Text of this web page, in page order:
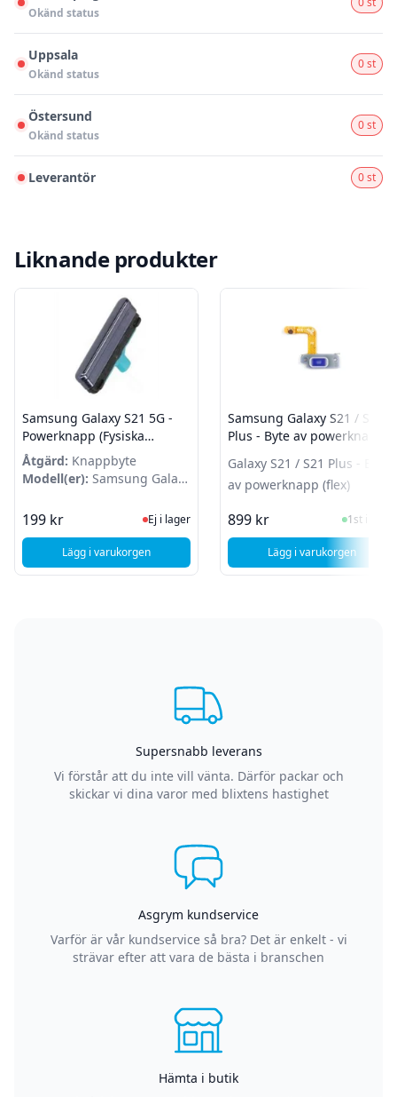
Okänd status
Uppsala
Okänd status
0 st
Östersund
Okänd status
0 st
Leverantör 0 st
Liknande produkter
Samsung Galaxy S21 5G -
Powerknapp (Fysiska
knappen) - Phantom Grey
Åtgärd: Knappbyte
Modell(er): Samsung Galaxy
199 kr Ej i lager, besök produktsidan för
Ej i lager
Lägg i varukorgen, Samsung Galaxy S21 5G - Powerknapp (Fysiska knappen)
Samsung Galaxy S21 / S21
Plus - Byte av powerknapp
Galaxy S21 / S21 Plus - Byte
av powerknapp (flex)
899 kr I Lager
1st i lager
Lägg i varukorgen
, Samsung
Supersnabb leverans
Vi förstår att du inte vill vänta. Därför packar och
skickar vi dina varor med blixtens hastighet
Asgrym kundservice
Varför är vår kundservice så bra? Det är enkelt - vi
strävar efter att vara de bästa i branschen
Hämta i butik